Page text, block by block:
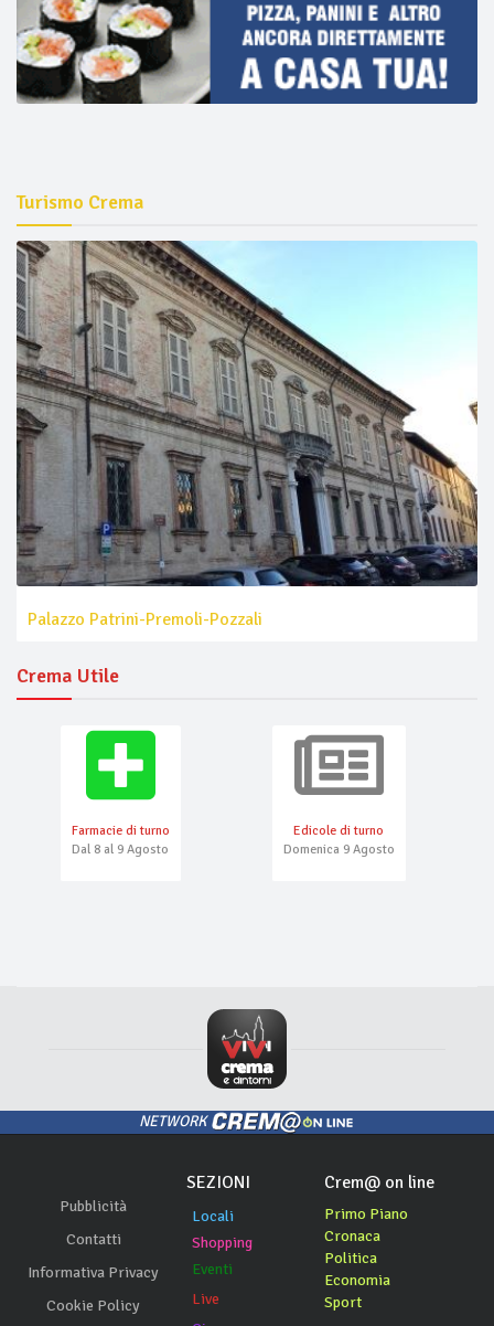
Turismo Crema
Palazzo Patrini-Premoli-Pozzali
Crema Utile
Farmacie di turno
Dal 8 al 9 Agosto
Edicole di turno
Domenica 9 Agosto
NETWORK
Pubblicità
Contatti
Informativa Privacy
Cookie Policy
SEZIONI
Locali
Shopping
Eventi
Live
Crem@ on line
Primo Piano
Cronaca
Politica
Economia
Sport